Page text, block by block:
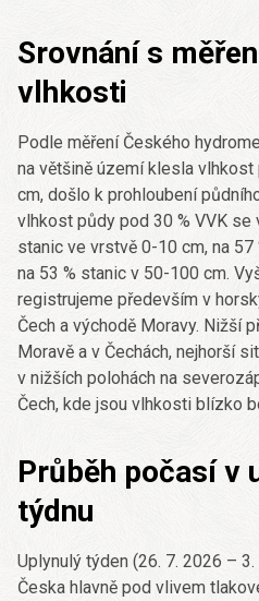
Srovnání s
vlhkosti
Podle měření Českého
na většině území klesla
cm, došlo k prohloubení
vlhkost půdy pod 30 % VVK se
stanic ve vrstvě 0-10 cm, na
na 53 % stanic v 50-100 cm.
registrujeme především v
Čech a východě Moravy. Nižší
Moravě a v Čechách, nejhorší
v nižších polohách na
Čech, kde jsou vlhkosti blízko
Průběh počasí v
týdnu
Uplynulý týden (26. 7. 2026 –
Česka hlavně pod vlivem